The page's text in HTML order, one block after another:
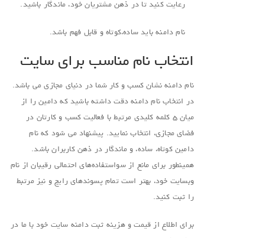
رعایت کنید تا در ذهن مشتریان خود، ماندگار باشید.
نام دامنه باید ساده،کوتاه و قابل فهم باشد.
انتخاب نام مناسب برای سایت
نام دامنه نشان کسب و کار شما در دنیای مجازی می باشد.
در انتخاب نام دامنه دقت داشته باشید که دامین را از
میان ۵ کلمه کلیدی مرتبط با فعالیت کسب و کارتان در
فضای مجازی، انتخاب نمایید. پیشنهاد می شود که نام
دامین کوتاه، ساده، و ماندگار در ذهن کاربران باشد.
همینطور برای مانع از سو‌استفاده‌های احتمالی رقیبان از نام
وبسایت خود، بهتر است تمام پسوند‌های رایج و نیز مرتبط
را ثبت کنید.
برای اطلاع از قیمت و هزینه ثبت دامنه سایت خود با ما در